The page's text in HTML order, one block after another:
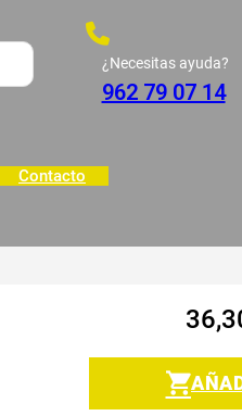
¿Necesitas ayuda?
962 79 07 14
Contacto